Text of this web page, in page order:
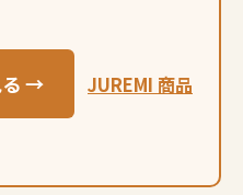
る → JUREMI 商品